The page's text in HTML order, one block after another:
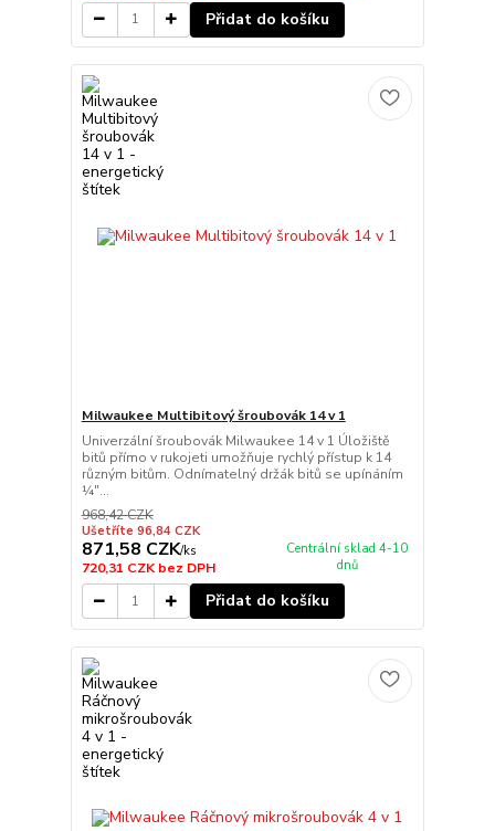
Přidat do košíku
Milwaukee Multibitový šroubovák 14 v 1
Univerzální šroubovák Milwaukee 14 v 1 Úložiště
bitů přímo v rukojeti umožňuje rychlý přístup k 14
různým bitům. Odnímatelný držák bitů se upínáním
¼″...
968,42 CZK
Ušetříte 96,84 CZK
871,58 CZK/ks
720,31 CZKbez DPH
Centrální sklad 4-10
dnů
Přidat do košíku